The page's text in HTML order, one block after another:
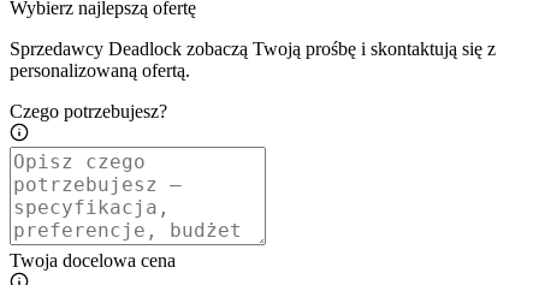
Wybierz najlepszą ofertę
Sprzedawcy Deadlock zobaczą Twoją prośbę i skontaktują się z
personalizowaną ofertą.
Czego potrzebujesz?
Twoja docelowa cena